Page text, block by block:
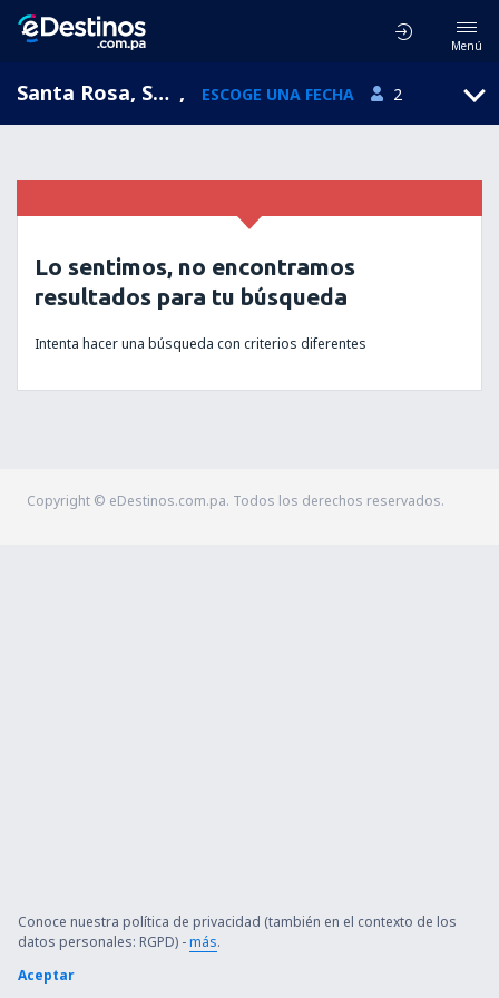
Menú
Santa Rosa, Santa Rosa, La Pampa, Argentina (RSA) , ESCOGE UNA FECHA 2
Lo sentimos, no encontramos
resultados para tu búsqueda
Intenta hacer una búsqueda con criterios diferentes
Copyright © eDestinos.com.pa. Todos los derechos reservados.
Conoce nuestra política de privacidad (también en el contexto de los
datos personales: RGPD) -más.
Aceptar